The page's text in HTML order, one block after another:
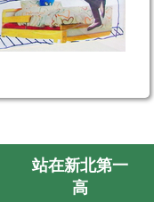
站在新北第一
高